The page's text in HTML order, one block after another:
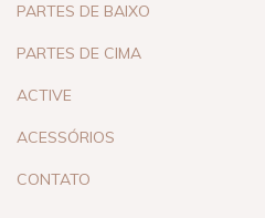
PARTES DE BAIXO
PARTES DE CIMA
ACTIVE
ACESSÓRIOS
CONTATO